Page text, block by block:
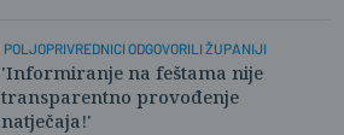
POLJOPRIVREDNICI ODGOVORILI ŽUPANIJI
'Informiranje na feštama nije
transparentno provođenje
natječaja!'